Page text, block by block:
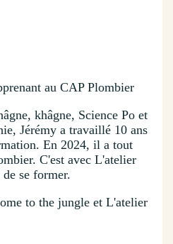
au CAP Plombier
khâgne, Science Po et
Jérémy a travaillé 10 ans
En 2024, il a tout
C'est avec L'atelier
se former.
to the jungle et L'atelier